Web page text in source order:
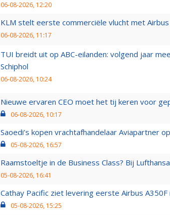
06-08-2026, 12:20
KLM stelt eerste commerciële vlucht met
06-08-2026, 11:17
TUI breidt uit op ABC-eilanden: volgend jaar
Schiphol
06-08-2026, 10:24
Nieuwe ervaren CEO moet het tij keren voor
06-08-2026, 10:17
Saoedi’s kopen vrachtafhandelaar Aviapartner
05-08-2026, 16:57
Raamstoeltje in de Business Class? Bij
05-08-2026, 16:41
Cathay Pacific ziet levering eerste Airbus
05-08-2026, 15:25